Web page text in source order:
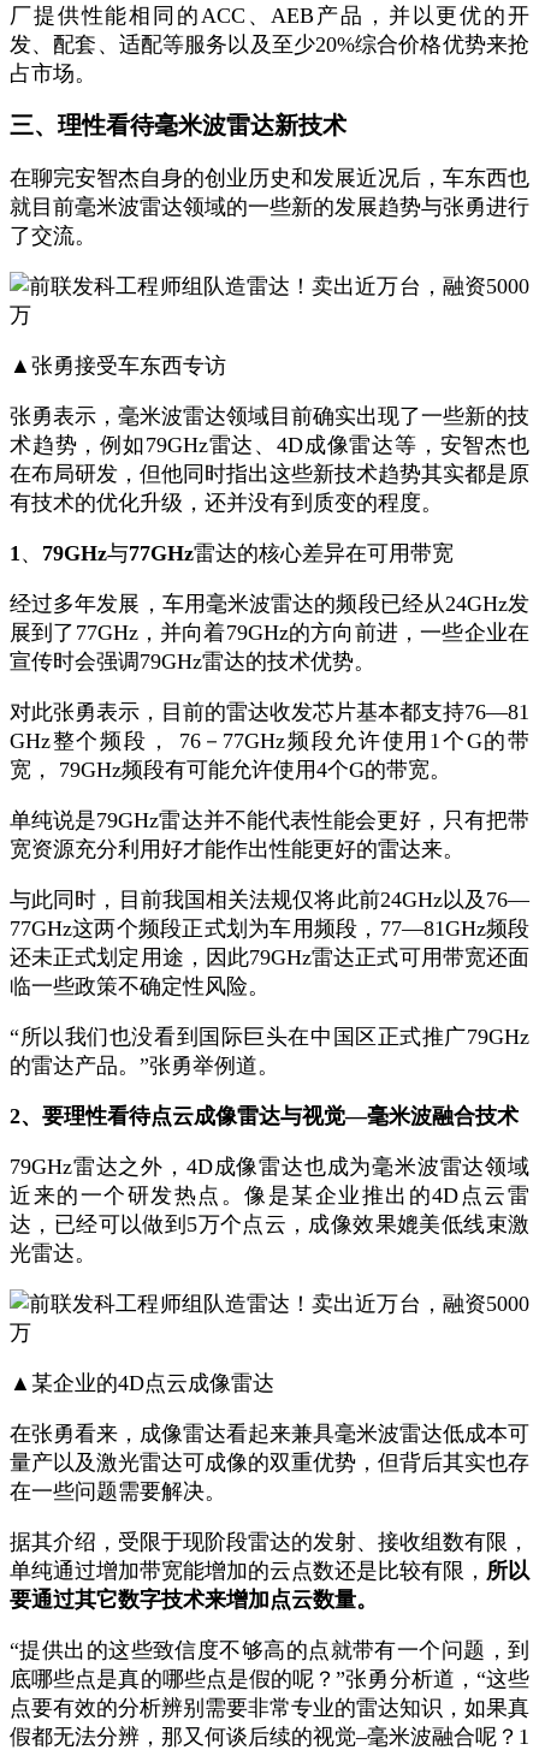
厂提供性能相同的ACC 、AEB产品，并以更优的开
发、配套、适配等服务以及至少20%综合价格优势来抢
占市场。
三、理性看待毫米波雷达新技术
在聊完安智杰自身的创业历史和发展近况后，车东西也
就目前毫米波雷达领域的一些新的发展趋势与张勇进行
了交流。
▲ 张勇接受车东西专访
张勇表示，毫米波雷达领域目前确实出现了一些新的技
术趋势，例如79GHz雷达、4D成像雷达等 ，安智杰也
在布局研发，但他同时指出这些新技术趋势其实都是原
有技术的优化升级，还并没有到质变的程度。
1、 79GHz与77GHz雷达的核心差异在可用带宽
经过多年发展，车用毫米波雷达的频段已经从24GHz发
展到了 77GHz，并向着79GHz的方向前进，一些企业在
宣传时会强调 79GHz雷达的技术优势。
对此张勇表示， 目前的雷达收发芯片基本都支持76—81
GHz整个频段， 76 － 77GHz频段允许使用 1个G的带
宽，
79GHz频段有可能允许使用4个G的带宽。
单纯说是79GHz雷达并不能代表性能会更好，只有把带
宽资源充分利用好才能作出性能更好的雷达来。
与此同时，目前我国相关法规仅将此前24GHz以及 76—
77GHz这两个频段正式划为车用频段， 77—81GHz频段
还未正式划定用途，因此79GHz雷达正式可用带宽还面
临一些政策不确定性风险。
“所以我们也没看到国际巨头在中国区正式推广79GHz
的雷达产品。 ”张勇举例道。
2、要理性看待点云成像雷达与视觉—毫米波融合技术
79GHz雷达之外， 4D成像雷达也成为毫米波雷达领域
近来的一个研发热点。像是某企业推出的4D 点云雷
达，已经可以做到 5万个点云，成像效果媲美低线束激
光雷达。
▲某企业的4D点云成像雷达
在张勇看来，成像雷达看起来兼具毫米波雷达低成本可
量产以及激光雷达可成像的双重优势，但背后其实也存
在一些问题需要解决。
据其介绍，受限于现阶段雷达的发射、接收组数有限，
单纯通过增加带宽能增加的云点数还是比较有限， 所以
要通过其它数字技术来增加点云数量。
“提供出的这些致信度不够高的点就带有一个问题，到
底哪些点是真的哪些点是假的呢？”张勇分析道， “这些
点要有效的分析辨别需要非常专业的雷达知识，如果真
假都无法分辨，那又何谈后续的视觉–毫米波融合呢？ 1